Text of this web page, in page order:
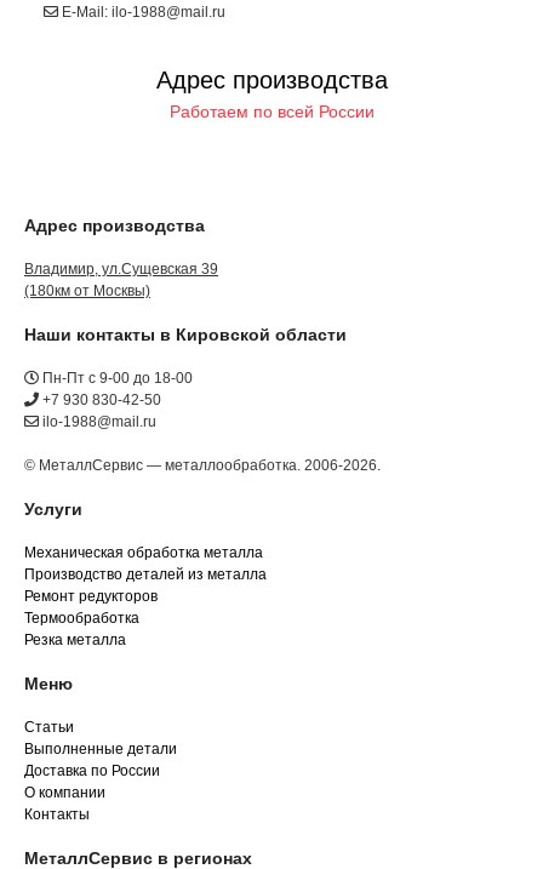
E-Mail: ilo-1988@mail.ru
Адрес производства
Работаем по всей России
Адрес производства
Владимир, ул.Сущевская 39
(180км от Москвы)
Наши контакты в Кировской области
Пн-Пт с 9-00 до 18-00
+7 930 830-42-50
ilo-1988@mail.ru
© МеталлСервис — металлообработка. 2006-2026.
Услуги
Механическая обработка металла
Производство деталей из металла
Ремонт редукторов
Термообработка
Резка металла
Меню
Статьи
Выполненные детали
Доставка по России
О компании
Контакты
МеталлСервис в регионах